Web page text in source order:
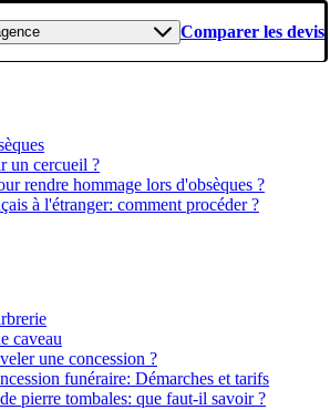
Comparer les devis
un cercueil ?
rendre hommage lors d'obsèques ?
à l'étranger: comment procéder ?
caveau
une concession ?
funéraire: Démarches et tarifs
pierre tombales: que faut-il savoir ?